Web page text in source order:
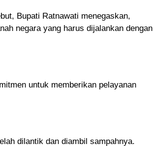
Bupati Ratnawati menegaskan,
negara yang harus dijalankan dengan
untuk memberikan pelayanan
dilantik dan diambil sampahnya.